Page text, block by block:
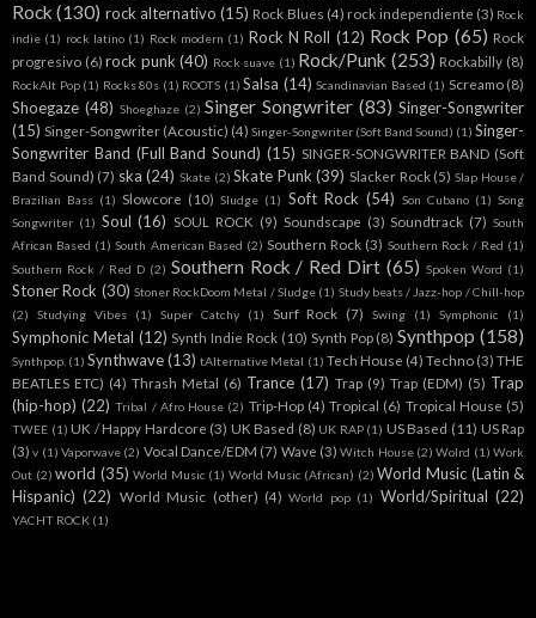
Rock (130) rock alternativo (15) Rock Blues (4) rock independiente (3) Rock
indie (1) rock latino (1) Rock modern (1) Rock N Roll (12) Rock Pop (65) Rock
progresivo (6) rock punk (40) Rock suave (1) Rock/Punk (253) Rockabilly (8)
RockAlt Pop (1) Rocks 80s (1) ROOTS (1) Salsa (14) Scandinavian Based (1) Screamo (8)
Shoegaze (48) Shoeghaze (2) Singer Songwriter (83) Singer-Songwriter
(15) Singer-Songwriter (Acoustic) (4) Singer-Songwriter (Soft Band Sound) (1) Singer-
Songwriter Band (Full Band Sound) (15) SINGER-SONGWRITER BAND (Soft
Band Sound) (7) ska (24) Skate (2) Skate Punk (39) Slacker Rock (5) Slap House /
Brazilian Bass (1) Slowcore (10) Sludge (1) Soft Rock (54) Son Cubano (1) Song
Songwriter (1) Soul (16) SOUL ROCK (9) Soundscape (3) Soundtrack (7) South
African Based (1) South American Based (2) Southern Rock (3) Southern Rock / Red (1)
Southern Rock / Red D (2) Southern Rock / Red Dirt (65) Spoken Word (1)
Stoner Rock (30) Stoner RockDoom Metal / Sludge (1) Study beats / Jazz-hop / Chill-hop
(2)
Studying Vibes (1) Super Catchy (1) Surf Rock (7) Swing (1) Symphonic (1)
Symphonic Metal (12) Synth Indie Rock (10) Synth Pop (8) Synthpop (158)
Synthpop. (1) Synthwave (13) tAlternative Metal (1) Tech House (4) Techno (3) THE
BEATLES ETC) (4) Thrash Metal (6) Trance (17) Trap (9) Trap (EDM) (5) Trap
(hip-hop) (22) Tribal / Afro House (2) Trip-Hop (4) Tropical (6) Tropical House (5)
TWEE (1) UK / Happy Hardcore (3) UK Based (8) UK RAP (1) US Based (11) US Rap
(3) v (1) Vaporwave (2) Vocal Dance/EDM (7) Wave (3) Witch House (2) Wolrd (1) Work
Out (2) world (35) World Music (1) World Music (African) (2) World Music (Latin &
Hispanic) (22) World Music (other) (4) World pop (1) World/Spiritual (22)
YACHT ROCK (1)